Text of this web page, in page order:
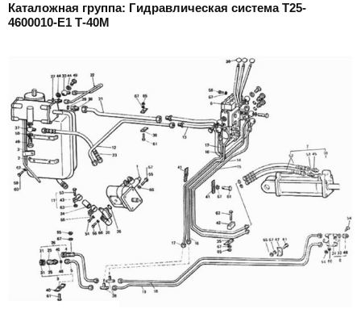
Каталожная группа: Гидравлическая система Т25-
4600010-Е1 Т-40М